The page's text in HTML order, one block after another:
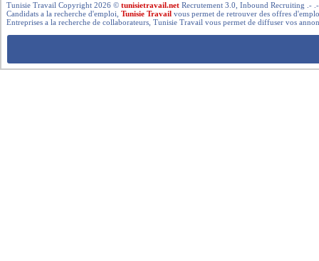
Tunisie Travail Copyright 2026 ©tunisietravail.net Recrutement 3.0, Inbound Recruiting .-
Candidats a la recherche d'emploi,Tunisie Travail vous permet de retrouver des offres
Entreprises a la recherche de collaborateurs, Tunisie Travail vous permet de diffuser vos